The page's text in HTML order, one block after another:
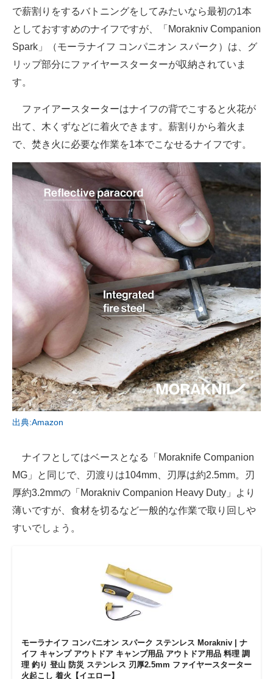
で薪割りをするバトニングをしてみたいなら最初の1本
としておすすめのナイフですが、「Morakniv Companion
Spark」（モーラナイフ コンパニオン スパーク）は、グ
リップ部分にファイヤースターターが収納されていま
す。
ファイアースターターはナイフの背でこすると火花が
出て、木くずなどに着火できます。薪割りから着火ま
で、焚き火に必要な作業を1本でこなせるナイフです。
出典:Amazon
ナイフとしてはベースとなる「Moraknife Companion
MG」と同じで、刃渡りは104mm、刃厚は約2.5mm。刃
厚約3.2mmの「Morakniv Companion Heavy Duty」より
薄いですが、食材を切るなど一般的な作業で取り回しや
すいでしょう。
モーラナイフ コンパニオン スパーク ステンレス Morakniv | ナ
イフ キャンプ アウトドア キャンプ用品 アウトドア用品 料理 調
理 釣り 登山 防災 ステンレス 刃厚2.5mm ファイヤースターター
火起こし 着火【イエロー】